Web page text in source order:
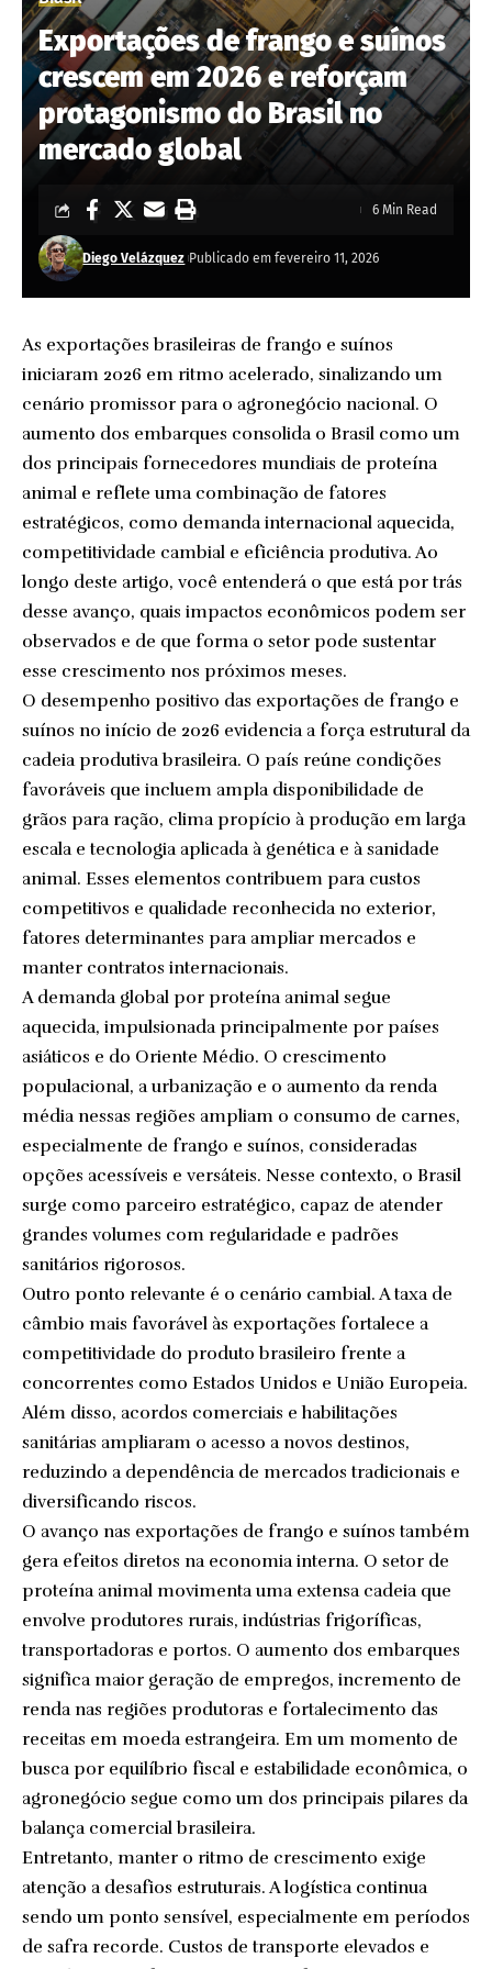
Exportações de frango e suínos
crescem em 2026 e reforçam
protagonismo do Brasil no
mercado global
Diego Velázquez Publicado em fevereiro 11, 2026
6 Min Read
As exportações brasileiras de frango e suínos
iniciaram 2026 em ritmo acelerado, sinalizando um
cenário promissor para o agronegócio nacional. O
aumento dos embarques consolida o Brasil como um
dos principais fornecedores mundiais de proteína
animal e reflete uma combinação de fatores
estratégicos, como demanda internacional aquecida,
competitividade cambial e eficiência produtiva. Ao
longo deste artigo, você entenderá o que está por trás
desse avanço, quais impactos econômicos podem ser
observados e de que forma o setor pode sustentar
esse crescimento nos próximos meses.
O desempenho positivo das exportações de frango e
suínos no início de 2026 evidencia a força estrutural da
cadeia produtiva brasileira. O país reúne condições
favoráveis que incluem ampla disponibilidade de
grãos para ração, clima propício à produção em larga
escala e tecnologia aplicada à genética e à sanidade
animal. Esses elementos contribuem para custos
competitivos e qualidade reconhecida no exterior,
fatores determinantes para ampliar mercados e
manter contratos internacionais.
A demanda global por proteína animal segue
aquecida, impulsionada principalmente por países
asiáticos e do Oriente Médio. O crescimento
populacional, a urbanização e o aumento da renda
média nessas regiões ampliam o consumo de carnes,
especialmente de frango e suínos, consideradas
opções acessíveis e versáteis. Nesse contexto, o Brasil
surge como parceiro estratégico, capaz de atender
grandes volumes com regularidade e padrões
sanitários rigorosos.
Outro ponto relevante é o cenário cambial. A taxa de
câmbio mais favorável às exportações fortalece a
competitividade do produto brasileiro frente a
concorrentes como Estados Unidos e União Europeia.
Além disso, acordos comerciais e habilitações
sanitárias ampliaram o acesso a novos destinos,
reduzindo a dependência de mercados tradicionais e
diversificando riscos.
O avanço nas exportações de frango e suínos também
gera efeitos diretos na economia interna. O setor de
proteína animal movimenta uma extensa cadeia que
envolve produtores rurais, indústrias frigoríficas,
transportadoras e portos. O aumento dos embarques
significa maior geração de empregos, incremento de
renda nas regiões produtoras e fortalecimento das
receitas em moeda estrangeira. Em um momento de
busca por equilíbrio fiscal e estabilidade econômica, o
agronegócio segue como um dos principais pilares da
balança comercial brasileira.
Entretanto, manter o ritmo de crescimento exige
atenção a desafios estruturais. A logística continua
sendo um ponto sensível, especialmente em períodos
de safra recorde. Custos de transporte elevados e